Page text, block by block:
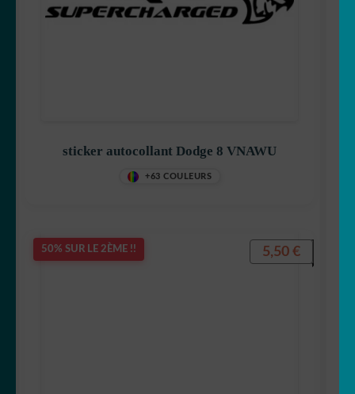
sticker autocollant Dodge 8 VNAWU
+63 COULEURS
50% SUR LE 2ÈME !! 5,50 €